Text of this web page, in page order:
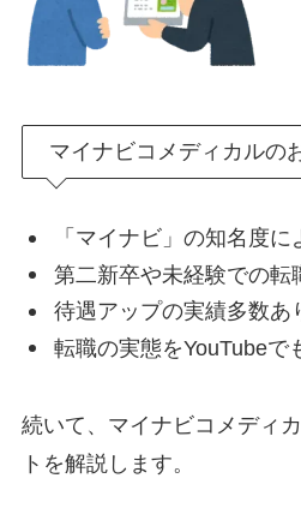
マイナビコメディカルの
「マイナビ」の知名度
第二新卒や未経験での転
待遇アップの実績多数あ
転職の実態をYouTubeで
続いて、マイナビコメディ
トを解説します。